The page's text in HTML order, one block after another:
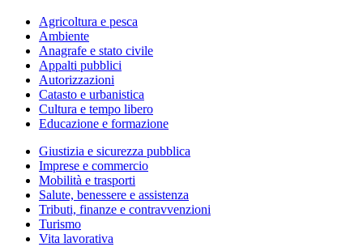
Agricoltura e pesca
Ambiente
Anagrafe e stato civile
Appalti pubblici
Autorizzazioni
Catasto e urbanistica
Cultura e tempo libero
Educazione e formazione
Giustizia e sicurezza pubblica
Imprese e commercio
Mobilità e trasporti
Salute, benessere e assistenza
Tributi, finanze e contravvenzioni
Turismo
Vita lavorativa